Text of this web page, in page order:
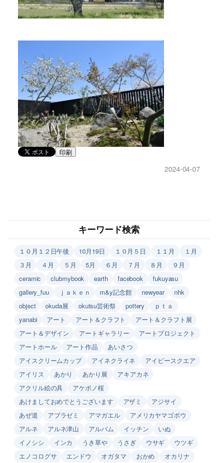
印刷
2024-04-07
キーワード検索
１０月１２日午後 10月19日 １０月５日 １１月
１月
３月
４月 ５月 5月 ６月 ７月 ８月
９月
ceramic
clubmybook earth facebook
fukuyasu
gallery_fuu
ｊａｋｅｎ m&y記念館 newyear
nhk
object
okuda展 okutsu芸術祭 pottery
ｐｔａ
yanabi
アート アート＆クラフト
アート＆クラフト展
アート＆デザイン
アートギャラリー
アートプロジェクト
アートホール
アート作品
あいさつ
アイスクリームカップ
アイネクライネ
アイビースクエア
アイリス
あかり あかり展
アキアカネ
アクリル絵の具
アケボノ桜
あけましておめでとうございます
アザミ
アジサイ
あぜ道
アブラゼミ アマガエル
アメリカヤマゴボウ
アルネ
アルネ津山 アルバム イッチン
いぬ
イノシシ
インカ うき草や うさぎ ウサギ
ウツギ
エノコログサ
エンドウ オガタマ おかめ
オカリナ